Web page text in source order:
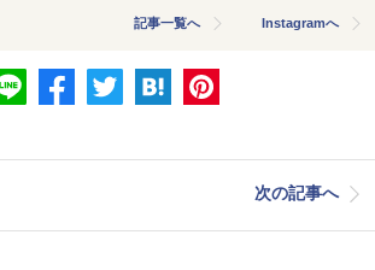
記事一覧へ Instagramへ
次の記事へ